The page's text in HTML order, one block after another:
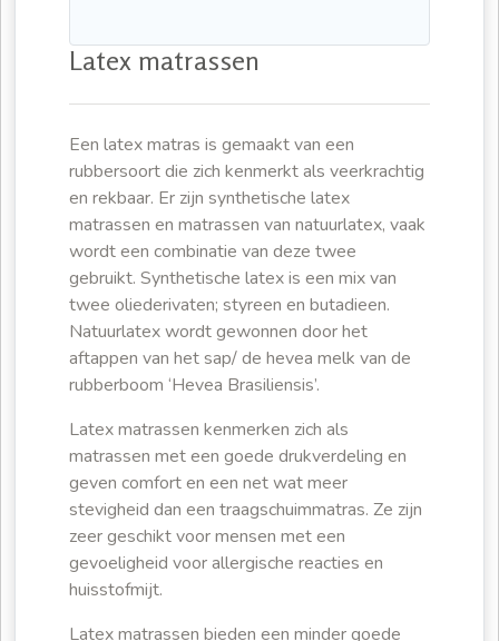
Latex matrassen
Een latex matras is gemaakt van een
rubbersoort die zich kenmerkt als veerkrachtig
en rekbaar. Er zijn synthetische latex
matrassen en matrassen van natuurlatex, vaak
wordt een combinatie van deze twee
gebruikt. Synthetische latex is een mix van
twee oliederivaten; styreen en butadieen.
Natuurlatex wordt gewonnen door het
aftappen van het sap/ de hevea melk van de
rubberboom ‘Hevea Brasiliensis’.
Latex matrassen kenmerken zich als
matrassen met een goede drukverdeling en
geven comfort en een net wat meer
stevigheid dan een traagschuimmatras. Ze zijn
zeer geschikt voor mensen met een
gevoeligheid voor allergische reacties en
huisstofmijt.
Latex matrassen bieden een minder goede